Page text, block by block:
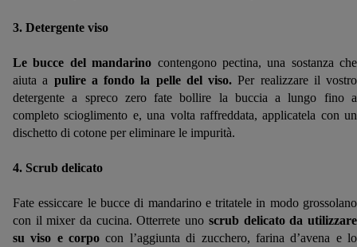
3. Detergente viso
Le bucce del mandarino contengono pectina, una sostanza che
aiuta a pulire a fondo la pelle del viso. Per realizzare il vostro
detergente a spreco zero fate bollire la buccia a lungo fino a
completo scioglimento e, una volta raffreddata, applicatela con un
dischetto di cotone per eliminare le impurità.
4. Scrub delicato
Fate essiccare le bucce di mandarino e tritatele in modo grossolano
con il mixer da cucina. Otterrete uno scrub delicato da utilizzare
su viso e corpo con l’aggiunta di zucchero, farina d’avena e lo